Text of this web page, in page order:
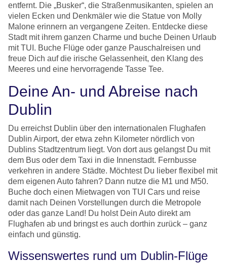
entfernt. Die „Busker“, die Straßenmusikanten, spielen an
vielen Ecken und Denkmäler wie die Statue von Molly
Malone erinnern an vergangene Zeiten. Entdecke diese
Stadt mit ihrem ganzen Charme und buche Deinen Urlaub
mit TUI. Buche Flüge oder ganze Pauschalreisen und
freue Dich auf die irische Gelassenheit, den Klang des
Meeres und eine hervorragende Tasse Tee.
Deine An- und Abreise nach
Dublin
Du erreichst Dublin über den internationalen Flughafen
Dublin Airport, der etwa zehn Kilometer nördlich von
Dublins Stadtzentrum liegt. Von dort aus gelangst Du mit
dem Bus oder dem Taxi in die Innenstadt. Fernbusse
verkehren in andere Städte. Möchtest Du lieber flexibel mit
dem eigenen Auto fahren? Dann nutze die M1 und M50.
Buche doch einen Mietwagen von TUI Cars und reise
damit nach Deinen Vorstellungen durch die Metropole
oder das ganze Land! Du holst Dein Auto direkt am
Flughafen ab und bringst es auch dorthin zurück – ganz
einfach und günstig.
Wissenswertes rund um Dublin-Flüge